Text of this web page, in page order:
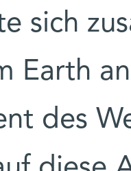
sich
Earth
des